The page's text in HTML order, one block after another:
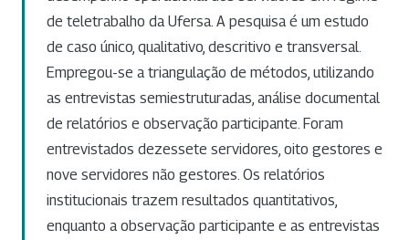
de teletrabalho da Ufersa. A pesquisa é um estudo
de caso único, qualitativo, descritivo e transversal.
Empregou-se a triangulação de métodos, utilizando
as entrevistas semiestruturadas, análise documental
de relatórios e observação participante. Foram
entrevistados dezessete servidores, oito gestores e
nove servidores não gestores. Os relatórios
institucionais trazem resultados quantitativos,
enquanto a observação participante e as entrevistas